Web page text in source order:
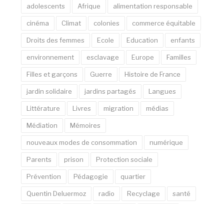
adolescents Afrique alimentation responsable
cinéma Climat colonies commerce équitable
Droits des femmes Ecole Education enfants
environnement esclavage Europe Familles
Filles et garçons Guerre Histoire de France
jardin solidaire jardins partagés Langues
Littérature Livres migration médias
Médiation Mémoires
nouveaux modes de consommation numérique
Parents prison Protection sociale
Prévention Pédagogie quartier
Quentin Deluermoz radio Recyclage santé